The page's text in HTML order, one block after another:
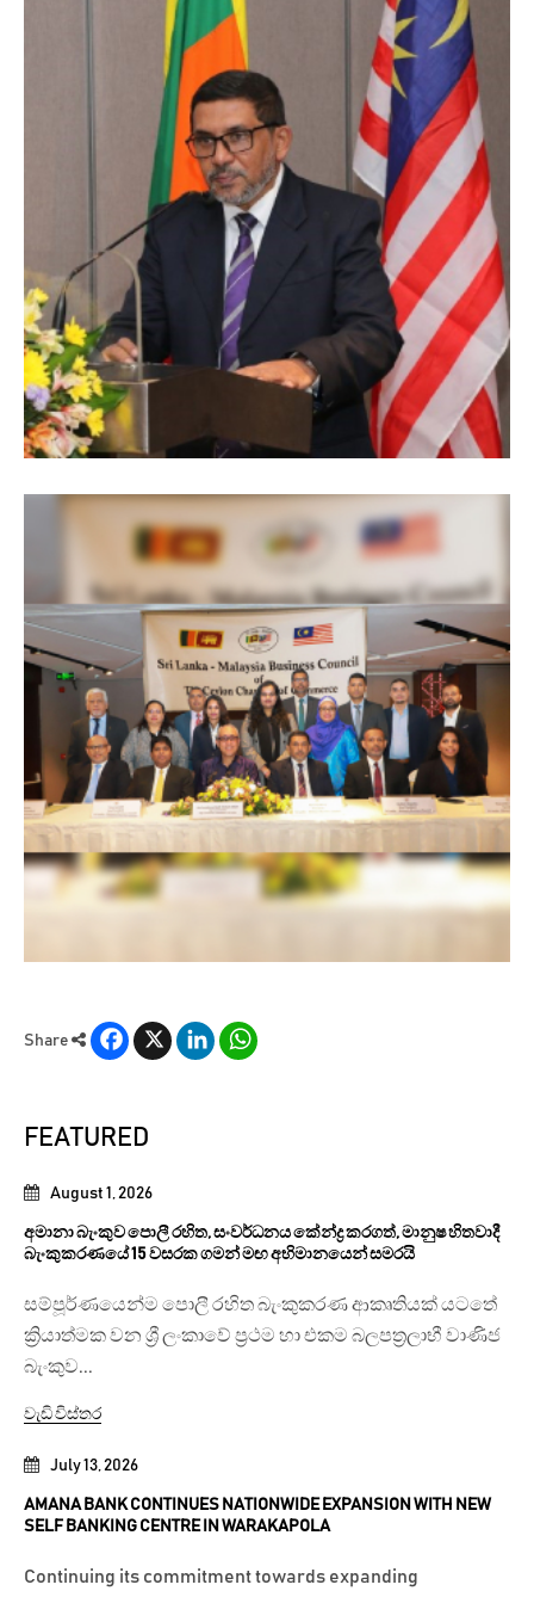
Share
Facebook
X LinkedIn
FEATURED
July 13, 2026
AMANA BANK CONTINUES NATIONWIDE EXPANSION WITH NEW
SELF BANKING CENTRE IN WARAKAPOLA
Continuing its commitment towards expanding
August 1, 2026
අමානා බැංකුව පොලී රහිත, සංවර්ධනය කේන්ද්‍ර කරගත්, මානුෂ හිතවාදී
බැංකුකරණයේ 15 වසරක ගමන් මඟ අභිමානයෙන් සමරයි
සම්පූර්ණයෙන්ම පොලී රහිත බැංකුකරණ ආකෘතියක් යටතේ
ක්‍රියාත්මක වන ශ්‍රී ලංකාවේ ප්‍රථම හා එකම බලපත්‍රලාභී වාණිජ
බැංකුව...
වැඩි විස්තර